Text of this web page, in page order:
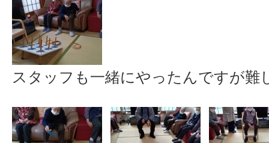
スタッフも一緒にやったんですが難